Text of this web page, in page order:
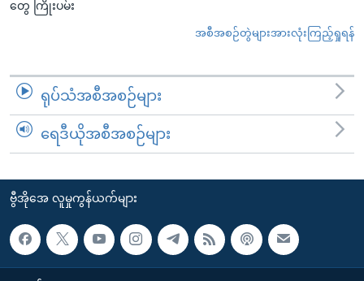
တွေ ကြိုးပမ်း
အစီအစဉ်တွဲများအားလုံးကြည့်ရှုရန်
ရုပ်သံအစီအစဉ်များ
ရေဒီယိုအစီအစဉ်များ
ဗွီအိုအေ လူမှုကွန်ယက်များ